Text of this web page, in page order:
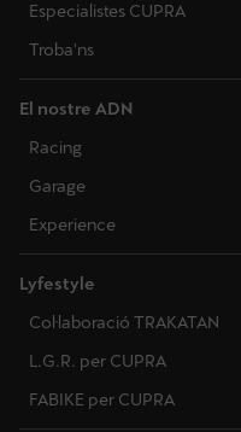
Especialistes CUPRA
Troba'ns
El nostre ADN
Racing
Garage
Experience
Lyfestyle
Col·laboració TRAKATAN
L.G.R. per CUPRA
FABIKE per CUPRA